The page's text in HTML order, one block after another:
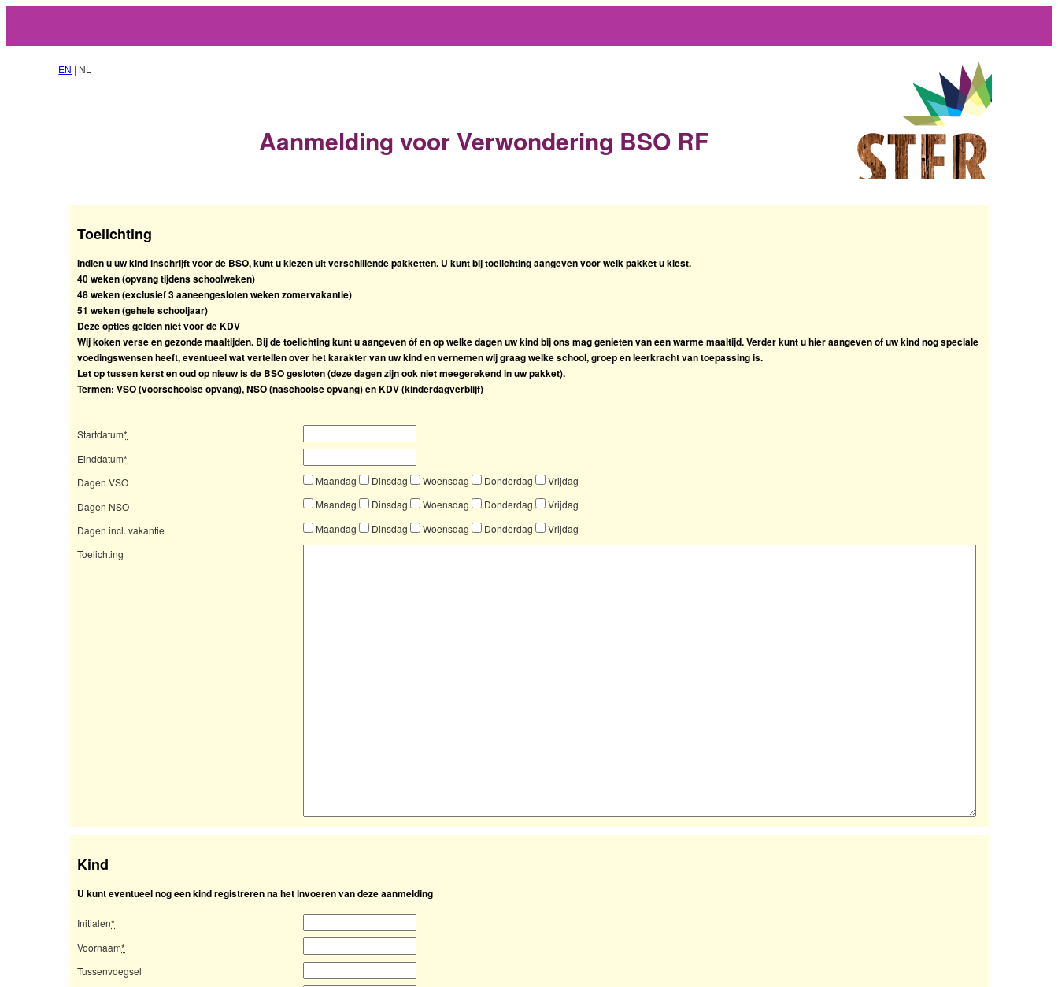
EN | NL
Aanmelding voor Verwondering BSO RF
Toelichting
Indien u uw kind inschrijft voor de BSO, kunt u kiezen uit verschillende pakketten. U kunt bij toelichting aangeven voor welk pakket u kiest.
40 weken (opvang tijdens schoolweken)
48 weken (exclusief 3 aaneengesloten weken zomervakantie)
51 weken (gehele schooljaar)
Deze opties gelden niet voor de KDV
Wij koken verse en gezonde maaltijden. Bij de toelichting kunt u aangeven óf en op welke dagen uw kind bij ons mag genieten van een warme maaltijd. Verder kunt u hier aangeven of uw kind nog speciale
voedingswensen heeft, eventueel wat vertellen over het karakter van uw kind en vernemen wij graag welke school, groep en leerkracht van toepassing is.
Let op tussen kerst en oud op nieuw is de BSO gesloten (deze dagen zijn ook niet meegerekend in uw pakket).
Termen: VSO (voorschoolse opvang), NSO (naschoolse opvang) en KDV (kinderdagverblijf)
Startdatum*
Einddatum*
Dagen VSO
Maandag Dinsdag Woensdag Donderdag
Vrijdag
Dagen NSO
Maandag Dinsdag Woensdag Donderdag
Vrijdag
Dagen incl. vakantie
Maandag Dinsdag Woensdag Donderdag
Vrijdag
Toelichting
Kind
U kunt eventueel nog een kind registreren na het invoeren van deze aanmelding
Initialen*
Voornaam*
Tussenvoegsel